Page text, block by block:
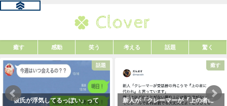
癒す 感動 笑う 考える 話題 驚く
話題
「彼氏が浮気してるっぽい」って
癒す
新人が「クレーマーが『上の者に